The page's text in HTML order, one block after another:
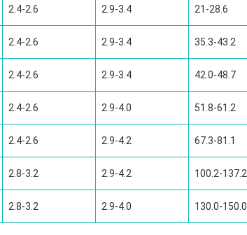
2.4-2.6 2.9-3.4 21-28.6
2.4-2.6 2.9-3.4 35.3-43.2
2.4-2.6 2.9-3.4 42.0-48.7
2.4-2.6 2.9-4.0 51.8-61.2
2.4-2.6 2.9-4.2 67.3-81.1
2.8-3.2 2.9-4.2 100.2-137.2
2.8-3.2 2.9-4.0 130.0-150.0